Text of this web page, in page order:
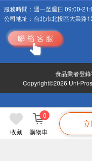
收藏 購物車
0
服務時間： 週一至週日 09:00-
公司地址： 台北市北投區大業路
食品業者登
Copyright©2026 Uni-